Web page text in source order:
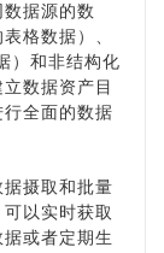
据源的数
格数据）、
）和非结构化
数据资产目
全面的数据
摄取和批量
以实时获取
或者定期生